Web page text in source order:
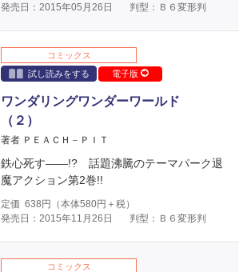
発売日：2015年05月26日
判型：Ｂ６変形判
コミックス
試し読みをする
電子版
ワンダリングワンダーワールド
（２）
著者 ＰＥＡＣＨ－ＰＩＴ
鉄心死す――!? 話題沸騰のテーマパーク退
魔アクション第2巻!!
定価 638 円（本体580円＋税）
発売日：2015年11月26日
判型：Ｂ６変形判
コミックス